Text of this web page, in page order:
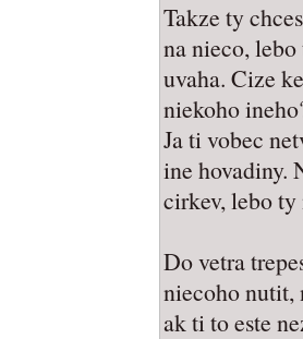
Takze ty
na nieco,
uvaha. Cize
niekoho
Ja ti vobec
ine hovadiny.
cirkev, lebo
Do vetra
niecoho nutit,
ak ti to este